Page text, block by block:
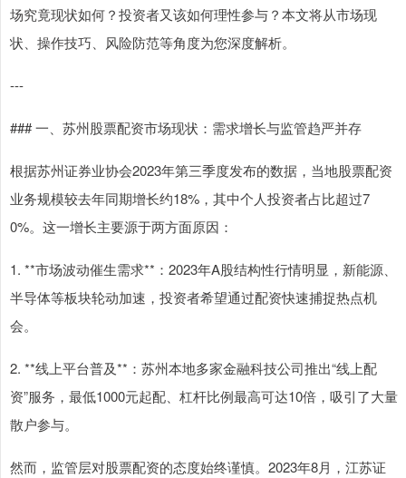
场究竟现状如何？投资者又该如何理性参与？本文将从市场现
状、操作技巧、风险防范等角度为您深度解析。
---
### 一、苏州股票配资市场现状：需求增长与监管趋严并存
根据苏州证券业协会2023年第三季度发布的数据，当地股票配资
业务规模较去年同期增长约18%，其中个人投资者占比超过7
0%。这一增长主要源于两方面原因：
1. **市场波动催生需求**：2023年A股结构性行情明显，新能源、
半导体等板块轮动加速，投资者希望通过配资快速捕捉热点机
会。
2. **线上平台普及**：苏州本地多家金融科技公司推出“线上配
资”服务，最低1000元起配、杠杆比例最高可达10倍，吸引了大量
散户参与。
然而，监管层对股票配资的态度始终谨慎。2023年8月，江苏证